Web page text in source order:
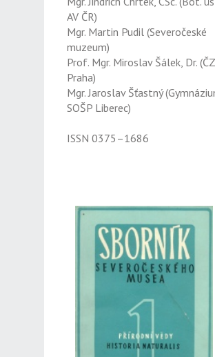
AV ČR)
Mgr. Martin Pudil (Severočeské
muzeum)
Prof. Mgr. Miroslav Šálek, Dr.
Praha)
Mgr. Jaroslav Šťastný
SOŠP Liberec)
ISSN 0375–1686